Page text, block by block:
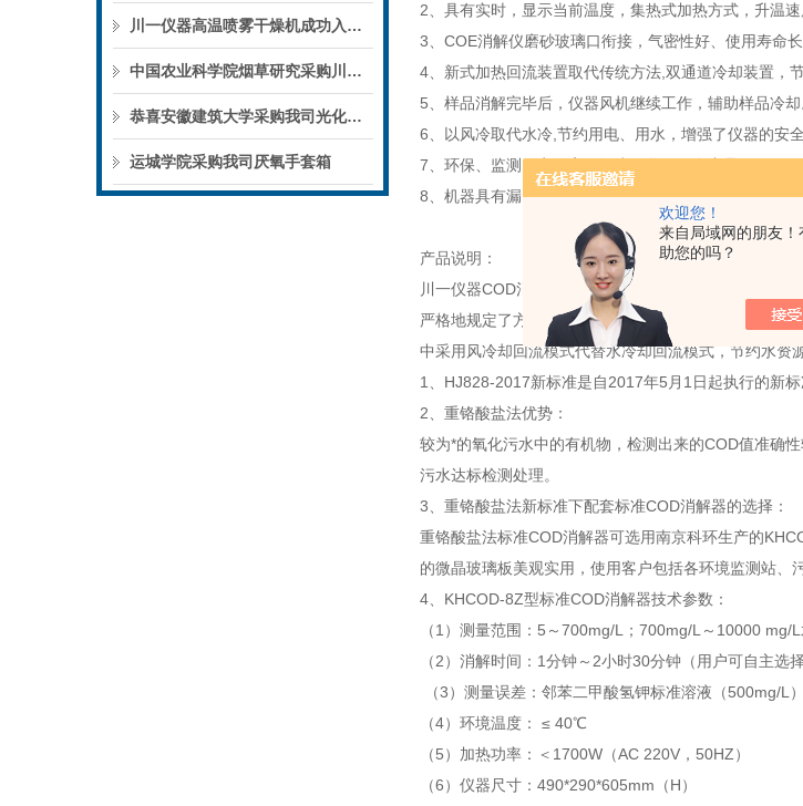
欢迎您！
来自局域网的朋友
助您的吗？
川一仪器高温喷雾干燥机成功入驻鄱阳职业学院，助力职业教育实训平台升级
中国农业科学院烟草研究采购川一仪器喷雾干燥机
恭喜安徽建筑大学采购我司光化学反应仪
运城学院采购我司厌氧手套箱
2 、具有实时，显示当前温度，集热式加热方式，升温
3
COE消解仪磨砂玻璃口衔接，气密性好、使用寿命长
4 、新式加热回流装置取代传统方法 双通道冷却装置，
5 、样品消解完毕后，仪器风机继续工作，辅助样品冷却
6 、以风冷取代水冷 节约用电、用水，增强了仪器的安全
7 、环保、监测、实验室、污水、化工配套产品
8 、机器具有漏电保护，防水保护等多重保护功能，安
产品说明：
川一仪器COD消解器执行HJ828-2017水质化学需氧量
严格地规定了方法的加热消解时间、溶液酸度、氧化
中采用风冷却回流模式代替水冷却回流模式，节约水资
1
HJ828-2017新标准是自2017年5月1日起执行的新
2 、重铬酸盐法优势：
较为*的氧化污水中的有机物，检测出来的COD值准确
污水达标检测处理。
3 、重铬酸盐法新标准下配套标准COD消解器的选择：
重铬酸盐法标准COD消解器可选用南京科环生产的
的微晶玻璃板美观实用，使用客户包括各环境监测站、
4
KHCOD-8Z型标准COD消解器技术参数：
（1）测量范围：5～700mg/L；700mg/L～10000 mg/
（2）消解时间：1分钟～2小时30分钟（用户可自主选择
（3）测量误差：邻苯二甲酸氢钾标准溶液（500mg/L
（4）环境温度： ≤ 40℃
（5）加热功率：＜1700W（AC 220V，50HZ）
（6）仪器尺寸：490*290*605mm（H）